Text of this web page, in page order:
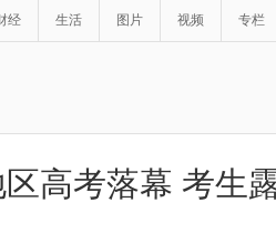
经 生活 图片 视频 专栏
高考落幕 考生